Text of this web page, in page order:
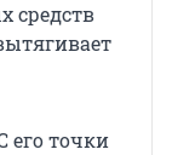
средств
его точки